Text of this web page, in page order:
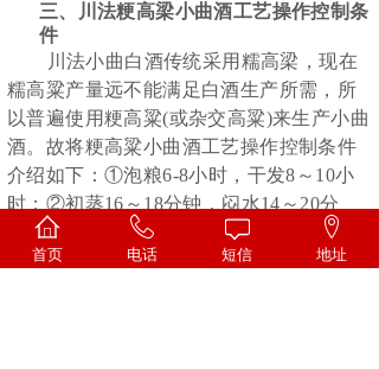
三、川法粳高梁小曲酒工艺操作控制条
件
川法小曲白酒传统采用糯高梁，现在
糯高粱产量远不能满足白酒生产所需，所
以普遍使用粳高粱(或杂交高粱)来生产小曲
酒。故将粳高粱小曲酒工艺操作控制条件
介绍如下：①泡粮6-8小时，干发8～10小
时；②初蒸16～18分钟，闷水14～20分
钟，复蒸80～90分钟；出甑时100公斤干粮
增重至220 公斤左右，化验水分60％～
首页 电话 短信 地址